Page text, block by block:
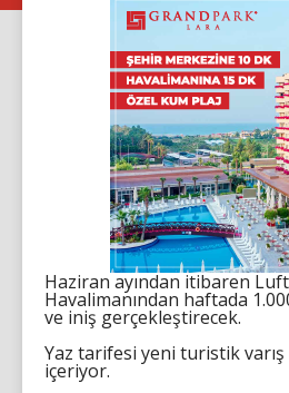
Haziran ayından itibaren
Havalimanından haftada
ve iniş gerçekleştirecek.
Yaz tarifesi yeni turistik varış
içeriyor.